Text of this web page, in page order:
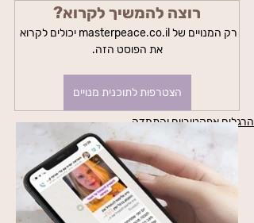
רוצה להמשיך לקרוא?
רק המנויים של masterpeace.co.il יכולים לקרוא
את הפוסט הזה.
הצטרפות לתוכנית מנויים
הרגלים אפקטיביים והתמדה